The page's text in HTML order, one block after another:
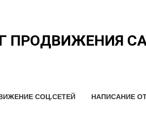
ПРОДВИЖЕНИЯ
СОЦ.СЕТЕЙ НАПИСАНИЕ